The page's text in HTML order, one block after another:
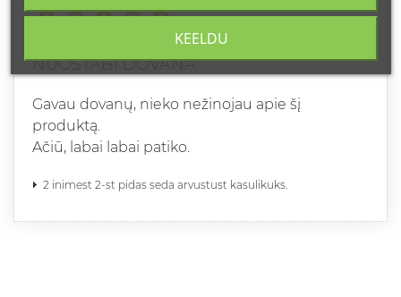
NUOSTABI DOVANA
Gavau dovanų, nieko nežinojau apie šį
produktą.
Ačiū, labai labai patiko.
2 inimest 2-st pidas seda arvustust kasulikuks.
KEELDU